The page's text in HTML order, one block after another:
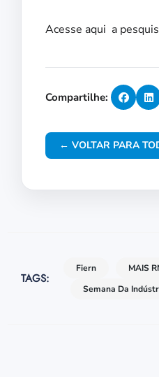
Acesse aqui a
Compartilhe:
← VOLTAR PARA
TAGS:
Fiern MAIS
Semana Da